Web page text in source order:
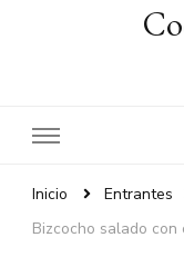
Inicio
Entrantes
Bizcocho salado